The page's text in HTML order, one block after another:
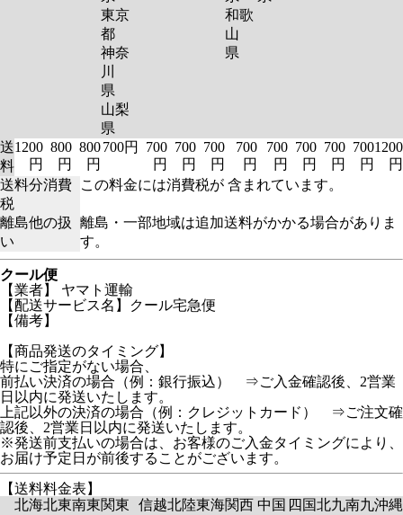
東京
都
神奈
川
県
山梨
県
和歌
山
県
送
料
1200
円
800
円
800
円
700円
700
円
700
円
700
円
700
円
700
円
700
円
700
円
700
円
1200
円
送料分消費
税
この料金には消費税が 含まれています。
離島他の扱
い
離島・一部地域は追加送料がかかる場合がありま
す。
クール便
【業者】 ヤマト運輸
【配送サービス名】クール宅急便
【備考】
【商品発送のタイミング】
特にご指定がない場合、
前払い決済の場合（例：銀行振込） ⇒ご入金確認後、2営業
日以内に発送いたします。
上記以外の決済の場合（例：クレジットカード） ⇒ご注文確
認後、2営業日以内に発送いたします。
※発送前支払いの場合は、お客様のご入金タイミングにより、
お届け予定日が前後することがございます。
【送料料金表】
北海北東南東関東 信越北陸東海関西 中国 四国北九南九沖縄